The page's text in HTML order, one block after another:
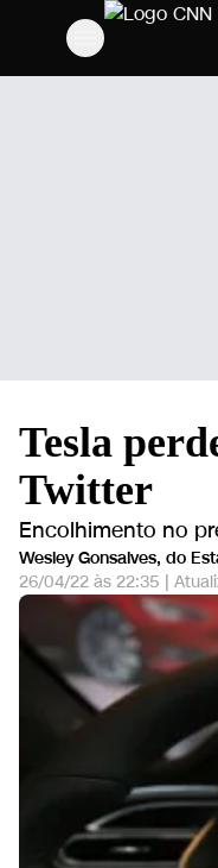
Tesla
Twitter
Encolhimento no
Wesley Gonsalves, do
26/04/22 às 22:35 |